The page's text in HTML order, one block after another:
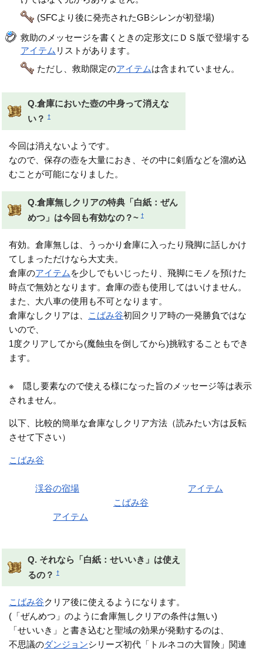
(SFCより後に発売されたGBシレンが初登場)
救助のメッセージを書くときの定形文にＤＳ版で登場する
アイテム リストがあります。
ただし、救助限定のアイテムは含まれていません。
Q.倉庫においた壺の中身って消えな
い？
†
今回は消えないようです。
なので、保存の壺を大量におき、その中に剣盾などを溜め込
むことが可能になりました。
Q.倉庫無しクリアの特典「白紙：ぜん
めつ」は今回も有効なの？~ †
有効。倉庫無しは、うっかり倉庫に入ったり飛脚に話しかけ
てしまっただけなら大丈夫。
倉庫のアイテム を少しでもいじったり、飛脚にモノを預けた
時点で無効となります。倉庫の壺も使用してはいけません。
また、大八車の使用も不可となります。
倉庫なしクリアは、
こばみ谷初回クリア時の一発勝負ではな
いので、
1度クリアしてから(魔蝕虫を倒してから)挑戦することもでき
ます。
※ 隠し要素なので使える様になった旨のメッセージ等は表示
されません。
以下、比較的簡単な倉庫なしクリア方法（読みたい方は反転
させて下さい）
こばみ谷
その後渓谷の宿場 アイテム
こばみ谷
アイテム
Q. それなら「白紙：せいいき」は使え
るの？
†
こばみ谷クリア後に使えるようになります。
(「ぜんめつ」のように倉庫無しクリアの条件は無い)
「せいいき」と書き込むと聖域の効果が発動するのは、
不思議のダンジョンシリーズ初代「トルネコの大冒険」関連